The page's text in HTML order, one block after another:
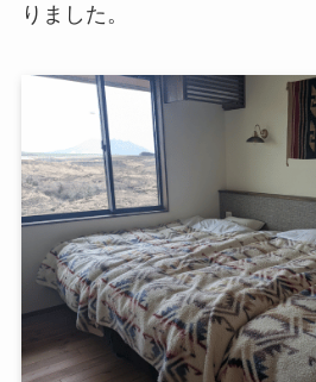
りました。